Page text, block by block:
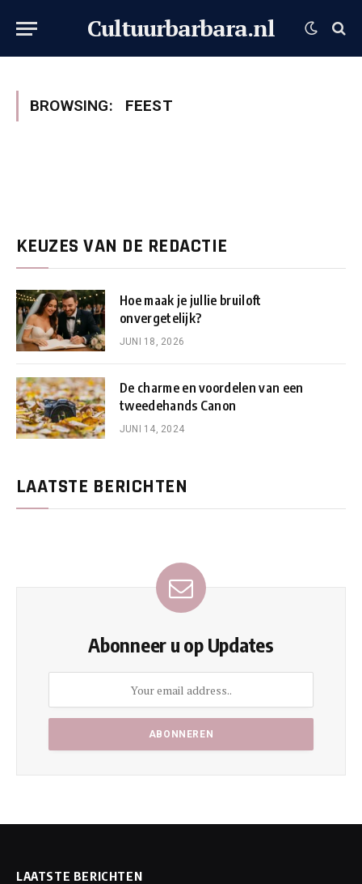
Cultuurbarbara.nl
BROWSING: FEEST
KEUZES VAN DE REDACTIE
Hoe maak je jullie bruiloft
onvergetelijk?
JUNI 18, 2026
De charme en voordelen van een
tweedehands Canon
JUNI 14, 2024
LAATSTE BERICHTEN
Abonneer u op Updates
LAATSTE BERICHTEN